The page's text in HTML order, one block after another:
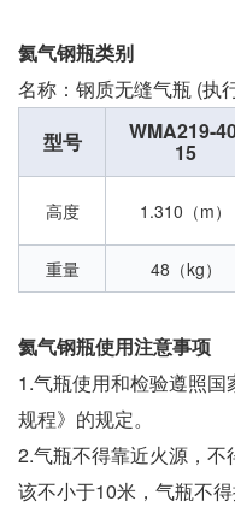
氦气钢瓶类别
名称：钢质无缝气瓶 (执
型号
WMA219-
15
高度 1.310（m）
重量 48（kg）
氦气钢瓶使用注意事项
1.气瓶使用和检验遵照
规程》的规定。
2.气瓶不得靠近火源，
该不小于10米，气瓶不得